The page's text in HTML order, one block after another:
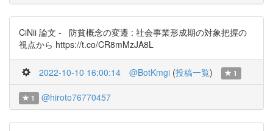
CiNii 論文 - 防貧概念の変遷 : 社会事業形成期の対象把握の
視点から https://t.co/CR8mMzJA8L
2022-10-10 16:00:14 @BotKmgi (投稿一覧) 1
1 @hiroto76770457